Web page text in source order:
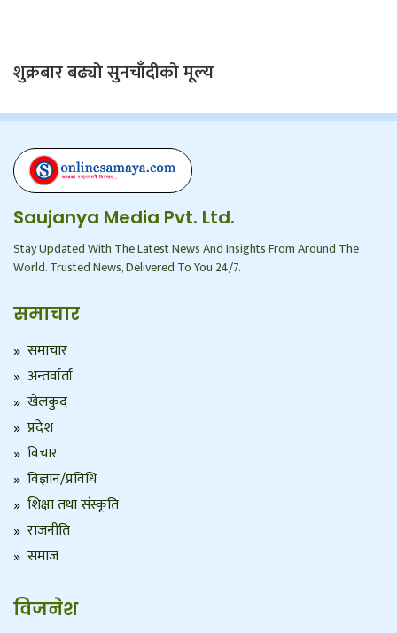
शुक्रबार बढ्यो सुनचाँदीको मूल्य
Saujanya Media Pvt. Ltd.
Stay Updated With The Latest News And Insights From Around The
World. Trusted News, Delivered To You 24/7.
समाचार
समाचार
अन्तर्वार्ता
खेलकुद
प्रदेश
विचार
विज्ञान/प्रविधि
शिक्षा तथा संस्कृति
राजनीति
समाज
विजनेश